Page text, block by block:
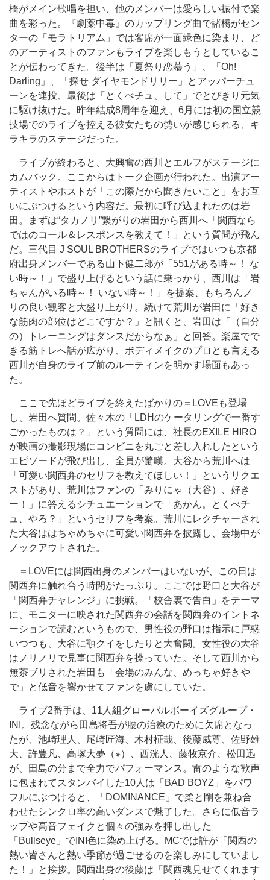
橋がメイン歌唱を担い、他のメンバーは愛らしい振付で楽
曲を彩った。『劇薬中毒』のカップリング曲で諸橋がセン
ターの「モラトリアム」では客席が一面緑色に染まり、ど
のアーティストのファンもライブを楽しもうとしているこ
とが伝わってきた。後半は「夏祭り恋慕う」、「Oh!
Darling」、「探せ ダイヤモンドリリー」とアッパーチュ
ーンを連投、最後は「とくべチュ、して」でとびきり元気
に駆け抜けた。昨年結成8周年を迎え、6月には初の国立競
技場でのライブを控える彼女たちの勢いが感じられる、キ
ラキラのステージだった。
ライブが終わると、大興奮の西川とエルフがステージに
カムバック。ここからはトーク企画が行われた。出演アー
ティストやホストが「この際だから聞きたいこと」をお互
いにぶつけるという内容だ。最初に呼び込まれたのは岩
田。まずは“タカノリ”繋がりの岩田から西川へ「関西なら
ではのコール＆レスポンスを教えて！」という質問が飛ん
だ。三代目 J SOUL BROTHERSのライブではいつも京都
府出身メンバーである山下健二郎が「551がある時～！ な
い時～！」で盛り上げるという話に乗っかり、西川は「岩
ちゃんがいる時～！ いない時～！」を提案、もちろんノ
リの良い観客と大盛り上がり。続けて荒川が岩田に「好き
な筋肉の部位はどこですか？」と訊くと、岩田は「（自分
の）トレーニングはダンスだからなぁ」と回答。楽屋でで
きる筋トレへ話が広がり、ボディメイクのプロとも言える
西川が自身のライブ前のルーティンを明かす場面もあっ
た。
ここで先ほどライブを終えたばかりの＝LOVEも登場
し、岩田へ質問。佐々木の「LDHのケータリングで一番す
ごかったものは？」という質問には、社長のEXILE HIRO
が映画の撮影現場にコンビニを丸ごと差し入れしたという
エピソードが飛び出し、全員が驚嘆。大谷から荒川へは
「可愛い関西弁のセリフを教えてほしい！」というリクエ
ストがあり、荒川はファンの「みりにゃ（大谷）、好き
ー！」に答えるシチュエーションで「あかん。とくべチ
ュ、やろ？」というセリフを考案。荒川にレクチャーされ
た大谷ははちゃめちゃに可愛い関西弁を披露し、会場中が
ノックアウトされた。
＝LOVEには関西出身のメンバーはいないが、この日は
関西弁に触れ合う時間がたっぷり。ここでは野口と大谷が
「関西弁チャレンジ」に挑戦。「校舎裏で告白」をテーマ
に、モニターに映された関西弁の会話を関西弁のイントネ
ーションで読むというもので、男性役の野口は指示に戸惑
いつつも、大谷に顎クイをしたりと大奮闘。女性役の大谷
はノリノリで見事に関西弁を操っていた。そして西川から
無茶ブリされた岩田も「会場のみんな、めっちゃ好きや
で」と低音を響かせてファンを虜にしていた。
ライブ2番手は、11人組グローバルボーイズグループ・
INI。残念ながら田島将吾が腰の治療のために欠席となっ
たが、池崎理人、尾崎匠海、木村柾哉、後藤威尊、佐野雄
大、許豊凡、高塚大夢（※）、西洸人、藤牧京介、松田迅
が、田島の分まで全力でパフォーマンス。雷のような歓声
に包まれてスタンバイした10人は「BAD BOYZ」をパワ
フルにぶつけると、「DOMINANCE」で柔と剛を兼ね合
わせたシンクロ率の高いダンスで魅了した。さらに低音ラ
ップや高音フェイクと個々の強みを押し出した
「Bullseye」でINI色に染め上げる。MCでは許が「関西の
熱い皆さんと熱い季節が過ごせるのを楽しみにしていまし
た！」と挨拶。関西出身の後藤は「関西魂見せてくれます